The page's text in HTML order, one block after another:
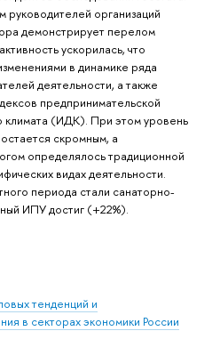
организаций
демонстрирует перелом
ускорилась, что
в динамике ряда
деятельности, а также
предпринимательской
(ИДК). При этом уровень
скромным, а
определялось традиционной
видах деятельности.
периода стали санаторно-
ИПУ достиг (+22%).
тенденций и
в секторах экономики России